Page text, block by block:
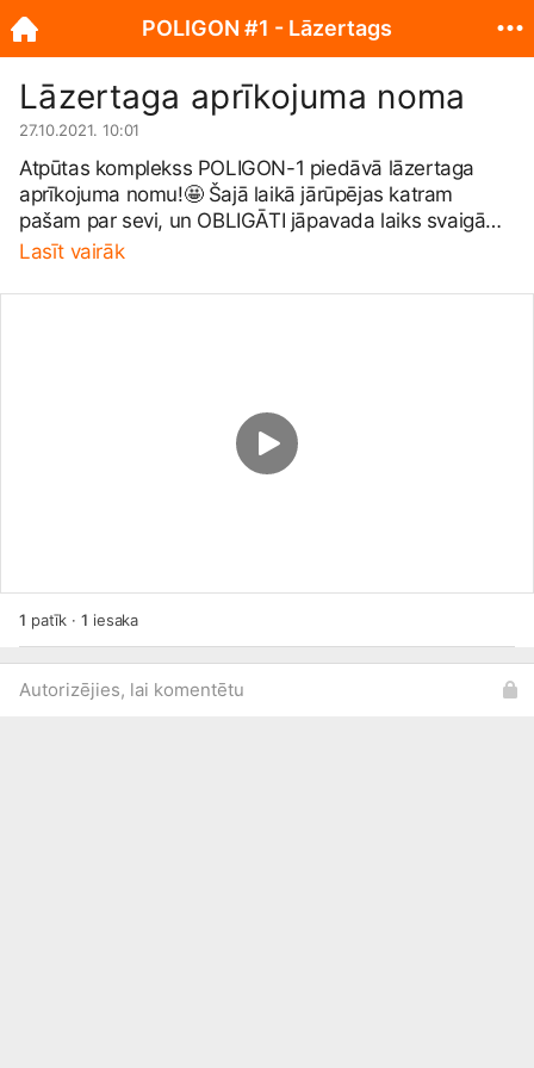
Lāzertaga aprīkojuma noma
27.10.2021. 10:01
Atpūtas komplekss POLIGON-1 piedāvā lāzertaga
aprīkojuma nomu!🤩 Šajā laikā jārūpējas katram
pašam par sevi, un OBLIGĀTI jāpavada laiks svaigā
gaisā! 🤸‍♂️ Nav nekā jautrāka, kā pavadīt to ar
izsniegšanas sniegsim instrukciju kā darboties ar
Lasīt vairāk
1 patīk ·1 iesaka
Autorizējies, lai komentētu
POLIGON #1 - Lāzertags